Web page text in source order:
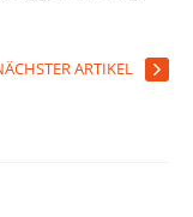
ARTIKEL